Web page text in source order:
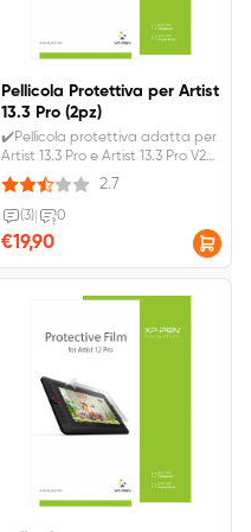
Pellicola Protettiva per Artist
13.3 Pro (2pz)
✔️Pellicola protettiva adatta per
Artist 13.3 Pro e Artist 13.3 Pro V2
(2pz). ✔️Anti-radiazione e
abbagliamento e sottile, liscio e
resistente. ✔️IVA inclusa.
Spedizione gratuita.
2.7
(3) 0
€19,90